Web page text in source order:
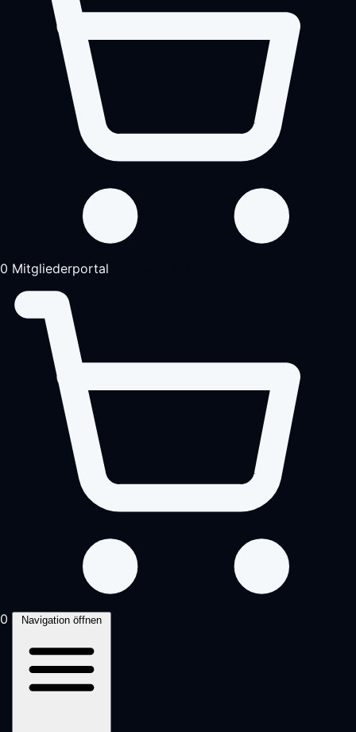
0 Mitgliederportal
0 Navigation öffnen